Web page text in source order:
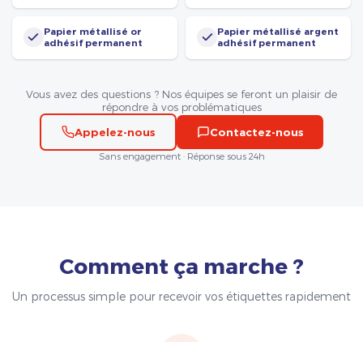
Papier métallisé or
adhésif permanent
Papier métallisé argent
adhésif permanent
Vous avez des questions ? Nos équipes se feront un plaisir de
répondre à vos problématiques
Appelez-nous
Contactez-nous
Sans engagement · Réponse sous 24h
Comment ça marche ?
Un processus simple pour recevoir vos étiquettes rapidement